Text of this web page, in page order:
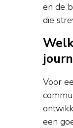
en de
die
Voor
een